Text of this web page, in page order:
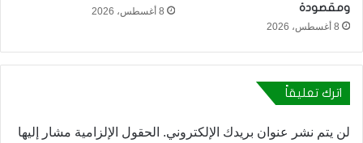
ومقصودة
8 أغسطس، 2026
8 أغسطس، 2026
اترك تعليقاً
لن يتم نشر عنوان بريدك الإلكتروني. الحقول الإلزامية مشار إليها